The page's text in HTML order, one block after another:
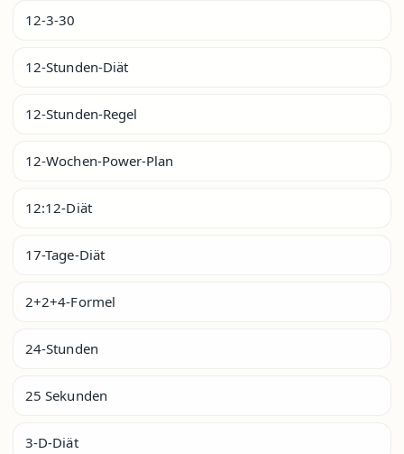
12-3-30
12-Stunden-Diät
12-Stunden-Regel
12-Wochen-Power-Plan
12:12-Diät
17-Tage-Diät
2+2+4-Formel
24-Stunden
25 Sekunden
3-D-Diät